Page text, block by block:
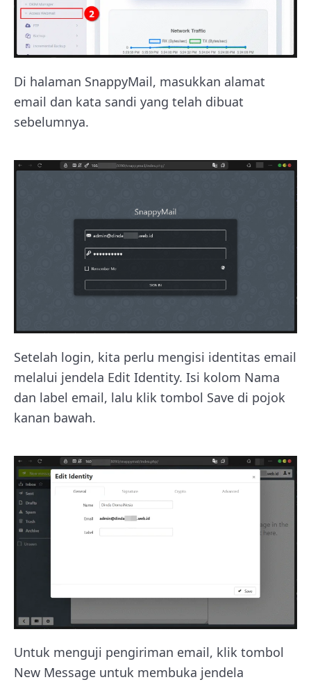
Di halaman SnappyMail, masukkan alamat
email dan kata sandi yang telah dibuat
sebelumnya.
Setelah login, kita perlu mengisi identitas email
melalui jendela Edit Identity. Isi kolom Nama
dan label email, lalu klik tombol Save di pojok
kanan bawah.
Untuk menguji pengiriman email, klik tombol
New Message untuk membuka jendela